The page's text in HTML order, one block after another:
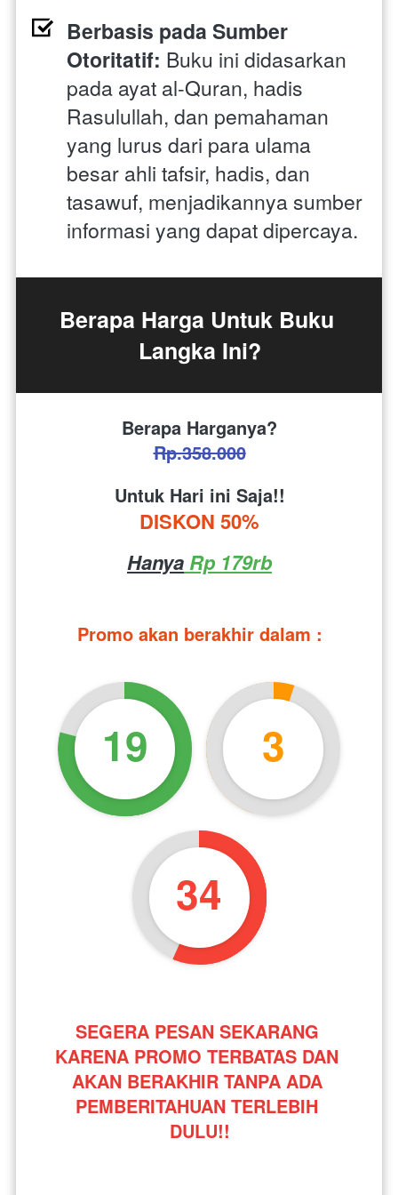
Berbasis pada Sumber
Otoritatif: Buku ini didasarkan
pada ayat al-Quran, hadis
Rasulullah, dan pemahaman
yang lurus dari para ulama
besar ahli tafsir, hadis, dan
tasawuf, menjadikannya sumber
informasi yang dapat dipercaya.
Berapa Harga Untuk Buku
Langka Ini?
Berapa Harganya?
Rp.358.000
Untuk Hari ini Saja!!
DISKON 50%
Hanya Rp 179rb
Promo akan berakhir dalam :
19 3
33
SEGERA PESAN SEKARANG
KARENA PROMO TERBATAS DAN
AKAN BERAKHIR TANPA ADA
PEMBERITAHUAN TERLEBIH
DULU!!